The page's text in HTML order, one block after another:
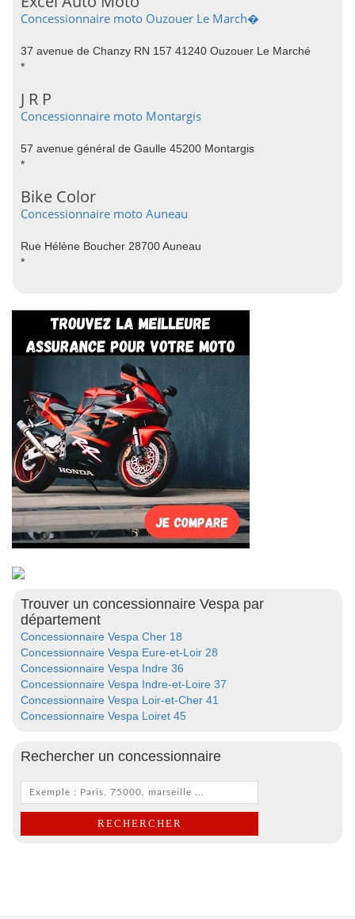
Concessionnaire moto Ouzouer Le March�
37 avenue de Chanzy RN 157 41240 Ouzouer Le Marché
*
J R P
Concessionnaire moto Montargis
57 avenue général de Gaulle 45200 Montargis
*
Bike Color
Concessionnaire moto Auneau
Rue Hélène Boucher 28700 Auneau
*
Trouver un concessionnaire Vespa par
département
Concessionnaire Vespa Cher 18
Concessionnaire Vespa Eure-et-Loir 28
Concessionnaire Vespa Indre 36
Concessionnaire Vespa Indre-et-Loire 37
Concessionnaire Vespa Loir-et-Cher 41
Concessionnaire Vespa Loiret 45
Rechercher un concessionnaire